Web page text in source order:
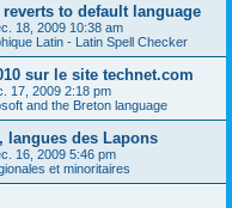
to default language
18, 2009 10:38 am
Latin - Latin Spell Checker
sur le site technet.com
17, 2009 2:18 pm
and the Breton language
langues des Lapons
16, 2009 5:46 pm
et minoritaires